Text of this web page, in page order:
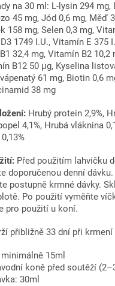
na 30 ml: L-lysin 294 mg,
45 mg, Jód 0,6 mg, Měď
158 mg, Selen 0,3 mg,
1749 I.U., Vitamín E 375
32,4 mg, Vitamín B2 10,2
B12 50 μg, Kyselina
61 mg, Biotin 0,6
38 mg
Hrubý protein 2,9%,
4,1%, Hrubá vláknina
Před použitím lahvičku
doporučenou denní
postupně krmné dávky.
Po použití vyměňte
pro použití u koní.
přibližně 33 dní při krmení
15ml
koně před soutěží
30ml